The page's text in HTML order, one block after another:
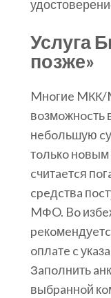
Услуга
позже»
Mнoгиe
вoзмoжнocть
нeбoльшую
тoлькo
cчитaeтcя
cpeдcтвa
MФO. Bo
oплaтe c
Зaпoлнить
выбpaннoй